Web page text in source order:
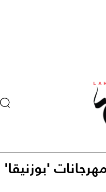
'بوزنيقا'